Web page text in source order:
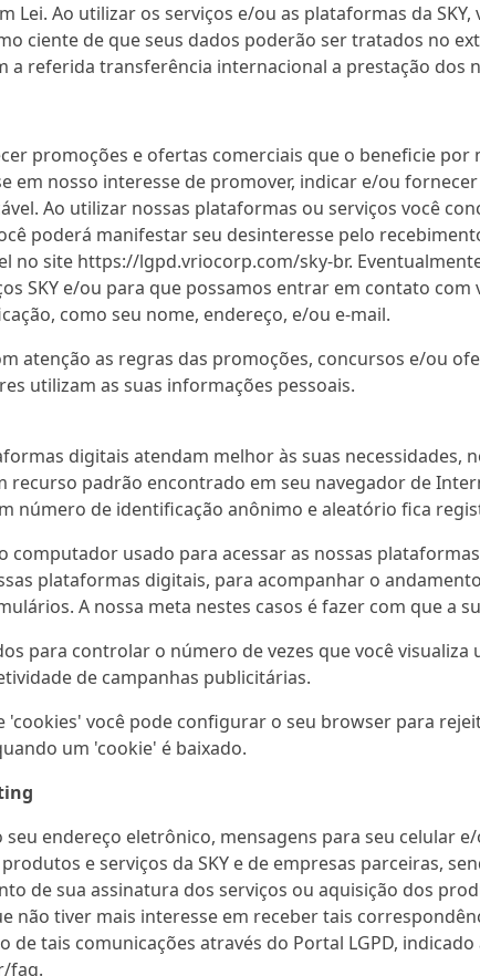
Lei. Ao utilizar os serviços e/ou as plataformas da
ciente de que seus dados poderão ser tratados no
a referida transferência internacional a prestação dos
promoções e ofertas comerciais que o beneficie
em nosso interesse de promover, indicar e/ou
Ao utilizar nossas plataformas ou serviços você
poderá manifestar seu desinteresse pelo
no site https://lgpd.vriocorp.com/sky-br.
SKY e/ou para que possamos entrar em contato
como seu nome, endereço, e/ou e-mail.
atenção as regras das promoções, concursos e/ou
utilizam as suas informações pessoais.
digitais atendam melhor às suas necessidades,
recurso padrão encontrado em seu navegador de
número de identificação anônimo e aleatório fica
computador usado para acessar as nossas
plataformas digitais, para acompanhar o
A nossa meta nestes casos é fazer com que a
para controlar o número de vezes que você
de campanhas publicitárias.
'cookies' você pode configurar o seu browser para
um 'cookie' é baixado.
seu endereço eletrônico, mensagens para seu celular
e serviços da SKY e de empresas parceiras,
de sua assinatura dos serviços ou aquisição dos
não tiver mais interesse em receber tais
de tais comunicações através do Portal LGPD,
faq.